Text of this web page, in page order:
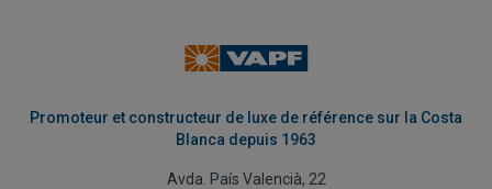
Promoteur et constructeur de luxe de référence sur la Costa
Blanca depuis 1963
Avda. País Valencià, 22